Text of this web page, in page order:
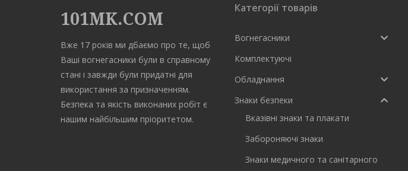
101MK.COM
Вже 17 років ми дбаємо про те, щоб
Ваші вогнегасники були в справному
стані і завжди були придатні для
використання за призначенням.
Безпека та якість виконаних робіт є
нашим найбільшим пріоритетом.
Категорії товарів
Вогнегасники
Комплектуючі
Обладнання
Знаки безпеки
Вказівні знаки та плакати
Забороняючі знаки
Знаки медичного та санітарного